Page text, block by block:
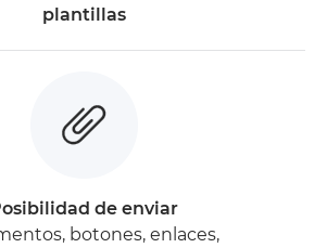
plantillas
de enviar
botones, enlaces,